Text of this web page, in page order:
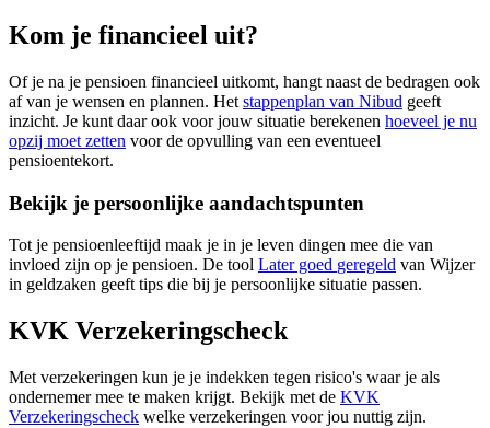
Kom je financieel uit?
Of je na je pensioen financieel uitkomt, hangt naast de bedragen ook
af van je wensen en plannen. Het stappenplan van Nibud geeft
inzicht. Je kunt daar ook voor jouw situatie berekenen hoeveel je nu
opzij moet zetten voor de opvulling van een eventueel
pensioentekort.
Bekijk je persoonlijke aandachtspunten
Tot je pensioenleeftijd maak je in je leven dingen mee die van
invloed zijn op je pensioen. De tool Later goed geregeld van Wijzer
in geldzaken geeft tips die bij je persoonlijke situatie passen.
KVK Verzekeringscheck
Met verzekeringen kun je je indekken tegen risico's waar je als
ondernemer mee te maken krijgt. Bekijk met de KVK
Verzekeringscheck welke verzekeringen voor jou nuttig zijn.